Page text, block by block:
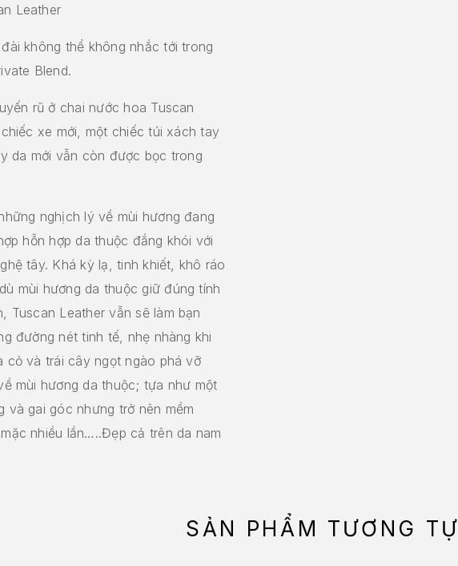
Leather
không thể không nhắc tới trong
Blend.
rũ ở chai nước hoa Tuscan
xe mới, một chiếc túi xách tay
da mới vẫn còn được bọc trong
nghịch lý về mùi hương đang
hỗn hợp da thuộc đắng khói với
tây. Khá kỳ lạ, tinh khiết, khô ráo
mùi hương da thuộc giữ đúng tính
Tuscan Leather vẫn sẽ làm bạn
đường nét tinh tế, nhẹ nhàng khi
cỏ và trái cây ngọt ngào phá vỡ
mùi hương da thuộc; tựa như một
và gai góc nhưng trở nên mềm
nhiều lần…..Đẹp cả trên da nam
SẢN PHẨM TƯƠNG TỰ